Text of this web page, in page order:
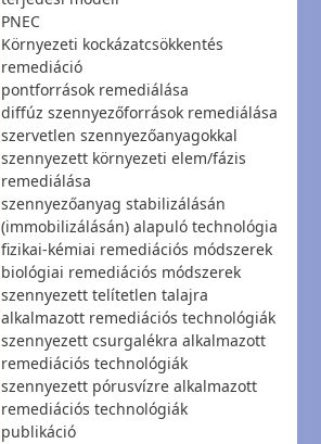
PNEC
Környezeti kockázatcsökkentés
remediáció
pontforrások remediálása
diffúz szennyezőforrások remediálása
szervetlen szennyezőanyagokkal
szennyezett környezeti elem/fázis
remediálása
szennyezőanyag stabilizálásán
(immobilizálásán) alapuló technológia
fizikai-kémiai remediációs módszerek
biológiai remediációs módszerek
szennyezett telítetlen talajra
alkalmazott remediációs technológiák
szennyezett csurgalékra alkalmazott
remediációs technológiák
szennyezett pórusvízre alkalmazott
remediációs technológiák
publikáció